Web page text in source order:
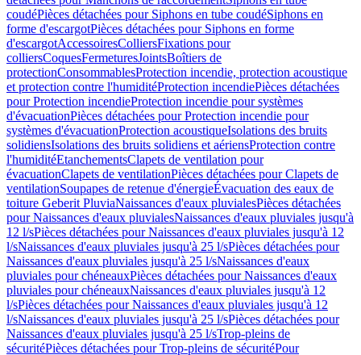
coudéPièces détachées pour Siphons en tube coudéSiphons en
forme d'escargotPièces détachées pour Siphons en forme
d'escargotAccessoiresColliersFixations pour
colliersCoquesFermeturesJointsBoîtiers de
protectionConsommablesProtection incendie, protection acoustique
et protection contre l'humiditéProtection incendiePièces détachées
pour Protection incendieProtection incendie pour systèmes
d'évacuationPièces détachées pour Protection incendie pour
systèmes d'évacuationProtection acoustiqueIsolations des bruits
solidiensIsolations des bruits solidiens et aériensProtection contre
l'humiditéEtanchementsClapets de ventilation pour
évacuationClapets de ventilationPièces détachées pour Clapets de
ventilationSoupapes de retenue d'énergieÉvacuation des eaux de
toiture Geberit PluviaNaissances d'eaux pluvialesPièces détachées
pour Naissances d'eaux pluvialesNaissances d'eaux pluviales jusqu'à
12 l/sPièces détachées pour Naissances d'eaux pluviales jusqu'à 12
l/sNaissances d'eaux pluviales jusqu'à 25 l/sPièces détachées pour
Naissances d'eaux pluviales jusqu'à 25 l/sNaissances d'eaux
pluviales pour chéneauxPièces détachées pour Naissances d'eaux
pluviales pour chéneauxNaissances d'eaux pluviales jusqu'à 12
l/sPièces détachées pour Naissances d'eaux pluviales jusqu'à 12
l/sNaissances d'eaux pluviales jusqu'à 25 l/sPièces détachées pour
Naissances d'eaux pluviales jusqu'à 25 l/sTrop-pleins de
sécuritéPièces détachées pour Trop-pleins de sécuritéPour